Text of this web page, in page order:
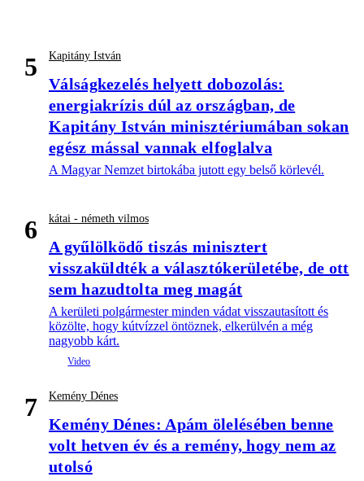
5 Kapitány István
Válságkezelés helyett dobozolás:
energiakrízis dúl az országban, de
Kapitány István minisztériumában sokan
egész mással vannak elfoglalva
A Magyar Nemzet birtokába jutott egy belső körlevél.
6 kátai - németh vilmos
A gyűlölködő tiszás minisztert
visszaküldték a választókerületébe, de ott
sem hazudtolta meg magát
A kerületi polgármester minden vádat visszautasított és
közölte, hogy kútvízzel öntöznek, elkerülvén a még
nagyobb kárt.
7 Kemény Dénes
Kemény Dénes: Apám ölelésében benne
volt hetven év és a remény, hogy nem az
utolsó